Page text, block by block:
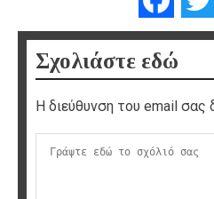
Σχολιάστε εδώ
Η διεύθυνση του email σας